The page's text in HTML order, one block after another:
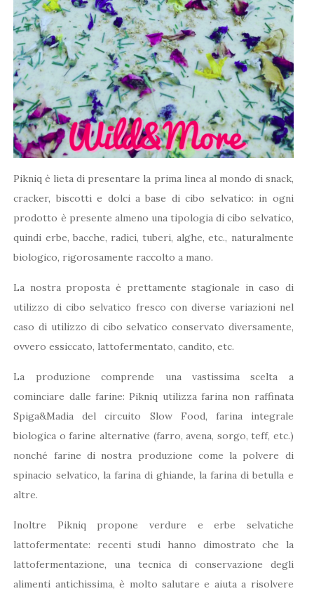
Pikniq è lieta di presentare la prima linea al mondo di snack,
cracker, biscotti e dolci a base di cibo selvatico: in ogni
prodotto è presente almeno una tipologia di cibo selvatico,
quindi erbe, bacche, radici, tuberi, alghe, etc., naturalmente
biologico, rigorosamente raccolto a mano.
La nostra proposta è prettamente stagionale in caso di
utilizzo di cibo selvatico fresco con diverse variazioni nel
caso di utilizzo di cibo selvatico conservato diversamente,
ovvero essiccato, lattofermentato, candito, etc.
La produzione comprende una vastissima scelta a
cominciare dalle farine: Pikniq utilizza farina non raffinata
Spiga&Madia del circuito Slow Food, farina integrale
biologica o farine alternative (farro, avena, sorgo, teff, etc.)
nonché farine di nostra produzione come la polvere di
spinacio selvatico, la farina di ghiande, la farina di betulla e
altre.
Inoltre Pikniq propone verdure e erbe selvatiche
lattofermentate: recenti studi hanno dimostrato che la
lattofermentazione, una tecnica di conservazione degli
alimenti antichissima, è molto salutare e aiuta a risolvere